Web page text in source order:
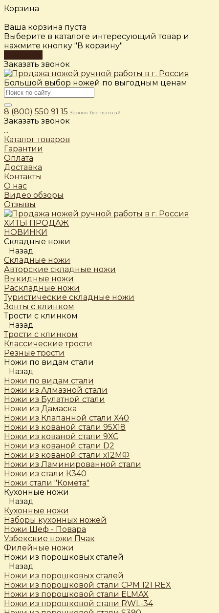
Корзина
Ваша корзина пуста
Выберите в каталоге интересующий товар и
нажмите кнопку "В корзину"
Заказать звонок
Большой выбор ножей по выгодным ценам
8 (800) 550 91 15 Звонок бесплатный
Заказать звонок
...
Каталог товаров
Гарантии
Оплата
Доставка
Контакты
О нас
Видео обзоры
Отзывы
ХИТЫ ПРОДАЖ
НОВИНКИ
Складные ножи
Назад
Складные ножи
Авторские складные ножи
Выкидные ножи
Раскладные ножи
Туристические складные ножи
Зонты с клинком
Трости c клинком
Назад
Трости c клинком
Классические трости
Резные трости
Ножи по видам стали
Назад
Ножи по видам стали
Ножи из Алмазной стали
Ножи из Булатной стали
Ножи из Дамаска
Ножи из Клапанной стали Х40
Ножи из кованой стали 95Х18
Ножи из кованой стали 9ХС
Ножи из кованой стали D2
Ножи из кованой стали х12МФ
Ножи из Ламинированной стали
Ножи из стали К340
Ножи стали "Комета"
Кухонные ножи
Назад
Кухонные ножи
Наборы кухонных ножей
Ножи Шеф - Повара
Узбекские ножи Пчак
Филейные ножи
Ножи из порошковых сталей
Назад
Ножи из порошковых сталей
Ножи из порошковой стали CPM 121 REX
Ножи из порошковой стали ELMAX
Ножи из порошковой стали RWL-34